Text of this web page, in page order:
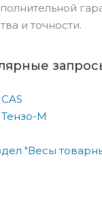
и точности.
М
"Весы